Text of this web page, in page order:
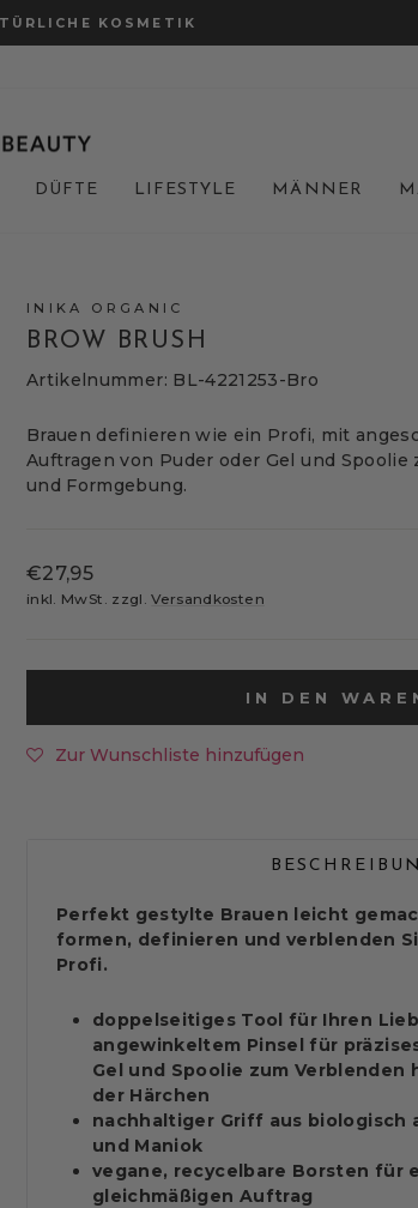
KOSMETIK
DÜFTE LIFESTYLE MÄNNER
INIKA ORGANIC
BROW BRUSH
Artikelnummer: BL-4221253-Bro
Brauen definieren wie ein Profi, mit
Auftragen von Puder oder Gel und
und Formgebung.
Normaler
Preis
€27,95
inkl. MwSt. zzgl.Versandkosten
IN DEN
Zur Wunschliste hinzufügen
Perfekt gestylte Brauen leicht
formen, definieren und verblenden
Profi.
doppelseitiges Tool für Ihren
angewinkeltem Pinsel für
Gel und Spoolie zum Verblenden
der Härchen
nachhaltiger Griff aus biologisch
und Maniok
vegane, recycelbare Borsten für
gleichmäßigen Auftrag